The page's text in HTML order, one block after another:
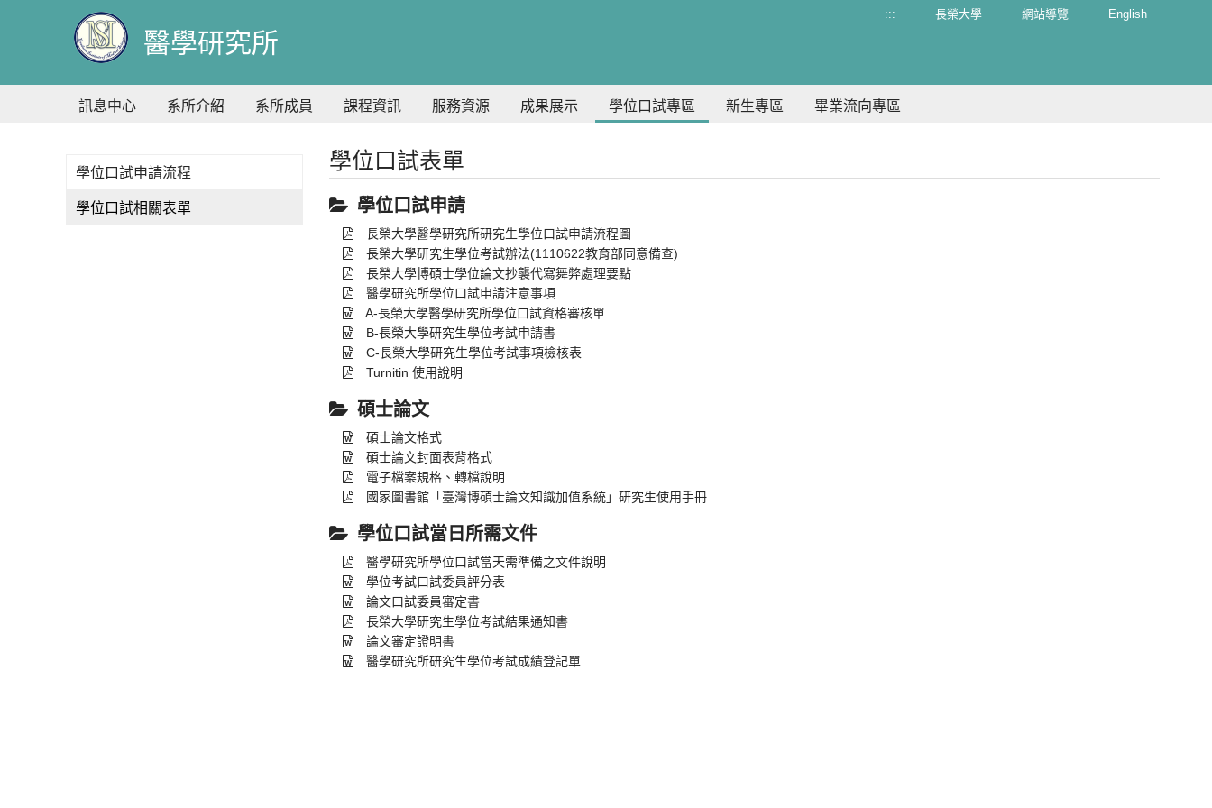
主
要
容
醫學研究所
::: 長榮大學 網站導覽 English
訊息中心 系所介紹 系所成員 課程資訊 服務資源 成果展示 學位口試專區 新生專區 畢業流向專區
學位口試表單
學位口試申請
長榮大學醫學研究所研究生學位口試申請流程圖
長榮大學研究生學位考試辦法(1110622教育部同意備查)
長榮大學博碩士學位論文抄襲代寫舞弊處理要點
醫學研究所學位口試申請注意事項
A-長榮大學醫學研究所學位口試資格審核單
B-長榮大學研究生學位考試申請書
C-長榮大學研究生學位考試事項檢核表
Turnitin 使用說明
碩士論文
碩士論文格式
碩士論文封面表背格式
電子檔案規格、轉檔說明
國家圖書館「臺灣博碩士論文知識加值系統」研究生使用手冊
學位口試當日所需文件
醫學研究所學位口試當天需準備之文件說明
學位考試口試委員評分表
論文口試委員審定書
長榮大學研究生學位考試結果通知書
論文審定證明書
醫學研究所研究生學位考試成績登記單
學位口試申請流程
學位口試相關表單